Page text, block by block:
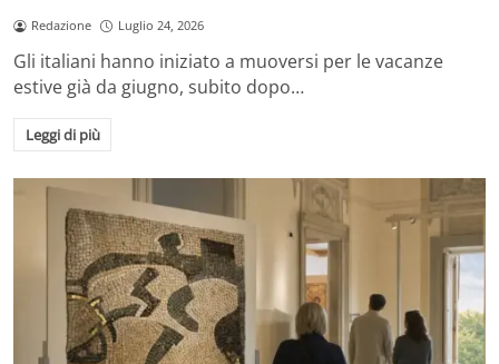
Redazione Luglio 24, 2026
Gli italiani hanno iniziato a muoversi per le vacanze
estive già da giugno, subito dopo…
Leggi di più